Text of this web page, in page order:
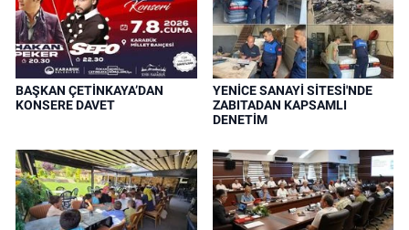
BAŞKAN ÇETİNKAYA’DAN
KONSERE DAVET
YENİCE SANAYİ SİTESİ'NDE
ZABITADAN KAPSAMLI
DENETİM